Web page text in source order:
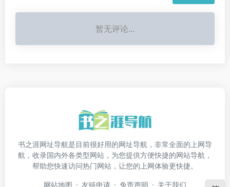
暂无评论...
书之涯网址导航是目前很好用的网址导航，非常全面的上网导
航，收录国内外各类型网站，为您提供方便快捷的网站导航，
帮助您快速访问热门网站，让您的上网体验更快捷。
网站地图 友链申请 免责声明 关于我们